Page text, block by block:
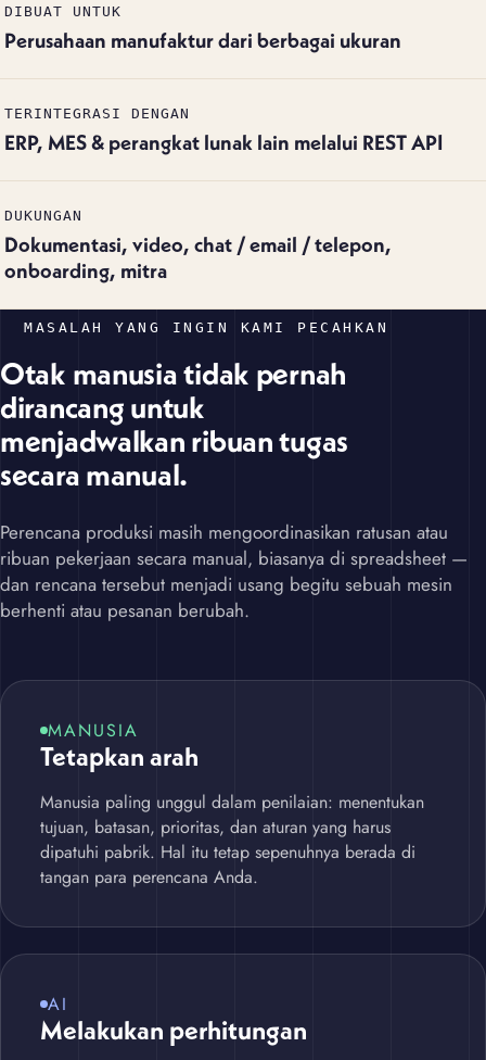
DIBUAT UNTUK
Perusahaan manufaktur dari berbagai ukuran
TERINTEGRASI DENGAN
ERP, MES & perangkat lunak lain melalui REST API
DUKUNGAN
Dokumentasi, video, chat / email / telepon,
onboarding, mitra
MASALAH YANG INGIN KAMI PECAHKAN
Otak manusia tidak pernah
dirancang untuk
menjadwalkan ribuan tugas
secara manual.
Perencana produksi masih mengoordinasikan ratusan atau
ribuan pekerjaan secara manual, biasanya di spreadsheet —
dan rencana tersebut menjadi usang begitu sebuah mesin
berhenti atau pesanan berubah.
Tetapkan arah
MANUSIA
Manusia paling unggul dalam penilaian: menentukan
tujuan, batasan, prioritas, dan aturan yang harus
dipatuhi pabrik. Hal itu tetap sepenuhnya berada di
tangan para perencana Anda.
Melakukan perhitungan
AI